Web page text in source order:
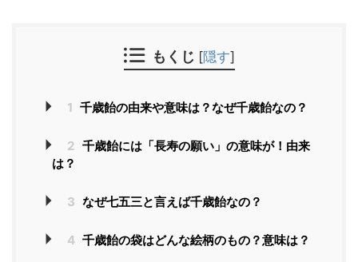
もくじ [隠す]
1 千歳飴の由来や意味は？なぜ千歳飴なの？
2 千歳飴には「長寿の願い」の意味が！由来
は？
3 なぜ七五三と言えば千歳飴なの？
4 千歳飴の袋はどんな絵柄のもの？意味は？